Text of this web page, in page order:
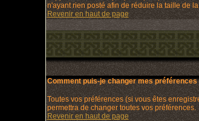
n'ayant rien posté afin de réduire la taille de
Revenir en haut de page
Comment puis-je changer mes préférences
Toutes vos préférences (si vous êtes
permettra de changer toutes vos préférences.
Revenir en haut de page